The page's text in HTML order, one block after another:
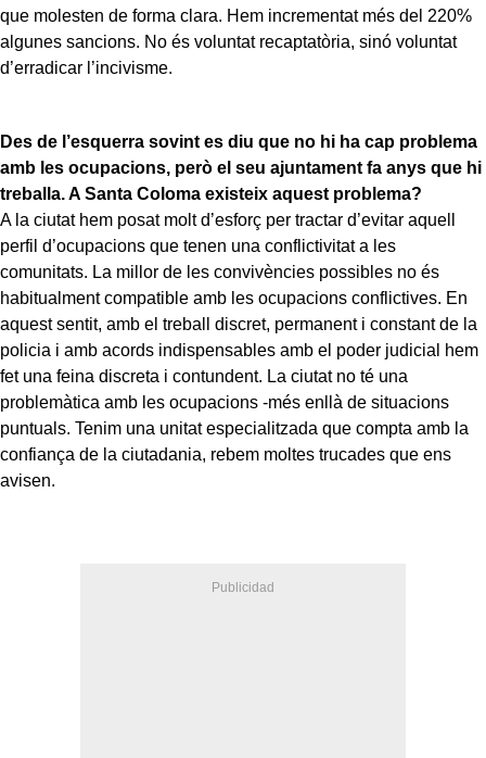
que molesten de forma clara. Hem incrementat més del 220%
algunes sancions. No és voluntat recaptatòria, sinó voluntat
d’erradicar l’incivisme.
Des de l’esquerra sovint es diu que no hi ha cap problema
amb les ocupacions, però el seu ajuntament fa anys que hi
treballa. A Santa Coloma existeix aquest problema?
A la ciutat hem posat molt d’esforç per tractar d’evitar aquell
perfil d’ocupacions que tenen una conflictivitat a les
comunitats. La millor de les convivències possibles no és
habitualment compatible amb les ocupacions conflictives. En
aquest sentit, amb el treball discret, permanent i constant de la
policia i amb acords indispensables amb el poder judicial hem
fet una feina discreta i contundent. La ciutat no té una
problemàtica amb les ocupacions -més enllà de situacions
puntuals. Tenim una unitat especialitzada que compta amb la
confiança de la ciutadania, rebem moltes trucades que ens
avisen.